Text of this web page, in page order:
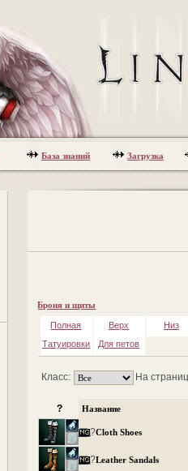
База знаний Загрузка
Броня и щиты
Полная Верх
Низ
Татуировки
Для петов
Класс: На
? Название
?Cloth Shoes
?Leather Sandals